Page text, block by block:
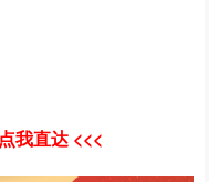
我直达 <<<